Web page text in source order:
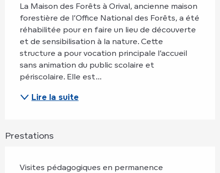
La Maison des Forêts à Orival, ancienne maison
forestière de l’Office National des Forêts, a été
réhabilitée pour en faire un lieu de découverte
et de sensibilisation à la nature. Cette
structure a pour vocation principale l’accueil
sans animation du public scolaire et
périscolaire. Elle est...
Lire la suite
Prestations
Visites pédagogiques en permanence